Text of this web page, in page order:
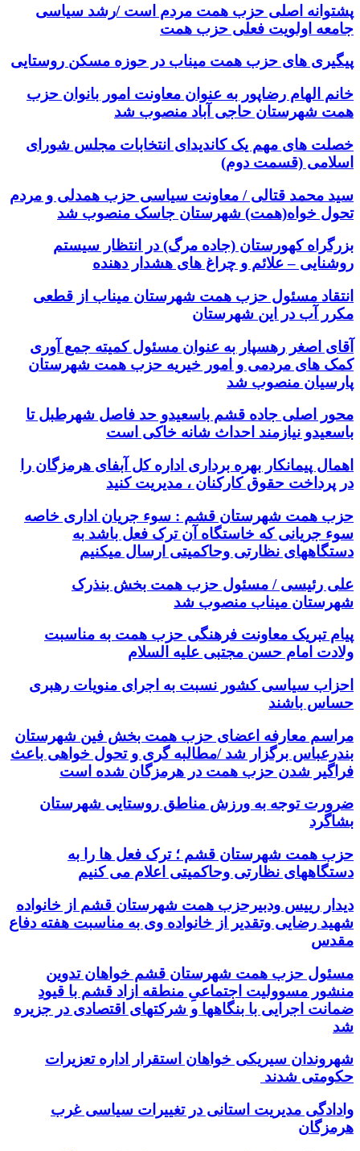
پشتوانه اصلی حزب همت مردم است /رشد سیاسی
جامعه اولویت فعلی حزب همت
پیگیری های حزب همت میناب در حوزه مسکن روستایی
خانم الهام رضاپور به عنوان معاونت امور بانوان حزب
همت شهرستان حاجی آباد منصوب شد
خصلت های مهم یک کاندیدای انتخابات مجلس شورای
اسلامی (قسمت دوم)
سید محمد قتالی / معاونت سیاسی حزب همدلی و مردم
تحول خواه(همت) شهرستان جاسک منصوب شد
بزرگراه کهورستان (جاده مرگ) در انتظار سیستم
روشنایی – علائم و چراغ های هشدار دهنده
انتقاد مسئول حزب همت شهرستان میناب از قطعی
مکرر آب در این شهرستان
آقای اصغر رهسپار به عنوان مسئول کمیته جمع آوری
کمک های مردمی و امور خیریه حزب همت شهرستان
پارسیان منصوب شد
محور اصلی جاده قشم باسعیدو حد فاصل شهرطبل تا
باسعیدو نیازمند احداث شانه خاکی است
اهمال پیمانکار بهره برداری اداره کل آبفای هرمزگان را
در پرداخت حقوق کارکنان ، مدیریت کنید
حزب همت شهرستان قشم : سوء جریان اداری خاصه
سوء جریانی که خاستگاه آن ترک فعل باشد به
دستگاههای نظارتی وحاکمیتی ارسال میکنیم
علی رئیسی / مسئول حزب همت بخش بنذرک
شهرستان میناب منصوب شد
پیام تبریک معاونت فرهنگی حزب همت به مناسبت
ولادت امام حسن مجتبی علیه السلام
احزاب سیاسی کشور نسبت به اجرای منویات رهبری
حساس باشند
مراسم معارفه اعضای حزب همت بخش فین شهرستان
بندرعباس برگزار شد /مطالبه گری و تحول خواهی باعث
فراگیر شدن حزب همت در هرمزگان شده است
ضرورت توجه به ورزش مناطق روستایی شهرستان
بشاگرد
حزب همت شهرستان قشم ؛ ترک فعل ها را به
دستگاههای نظارتی وحاکمیتی اعلام می کنیم
دیدار رییس ودبیرحزب همت شهرستان قشم از خانواده
شهید رضایی وتقدیر از خانواده وی به مناسبت هفته دفاع
مقدس
مسئول حزب همت شهرستان قشم خواهان تدوین
منشور مسوولیت اجتماعیِ منطقه ازاد قشم با قیودِ
ضمانت اجرایی با بنگاهها و شرکتهای اقتصادی در جزیره
شد
شهروندان سیریکی خواهان استقرار اداره تعزیرات
حکومتی شدند
وادادگی مدیریت استانی در تغییرات سیاسی غرب
هرمزگان